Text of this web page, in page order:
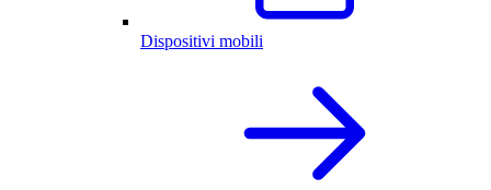
Dispositivi mobili